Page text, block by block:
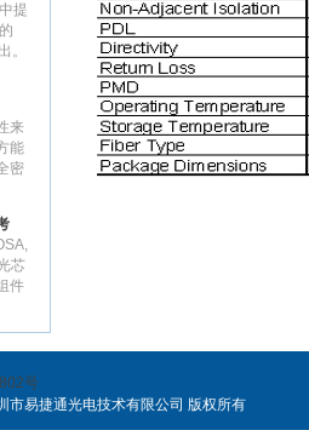
提
。
来
能
密
芯
件
号
易捷通光电技术有限公司 版权所有